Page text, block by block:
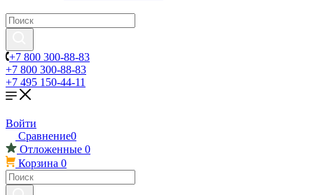
+7 800 300-88-83
+7 800 300-88-83
+7 495 150-44-11
Войти
Сравнение0
Отложенные 0
Корзина 0